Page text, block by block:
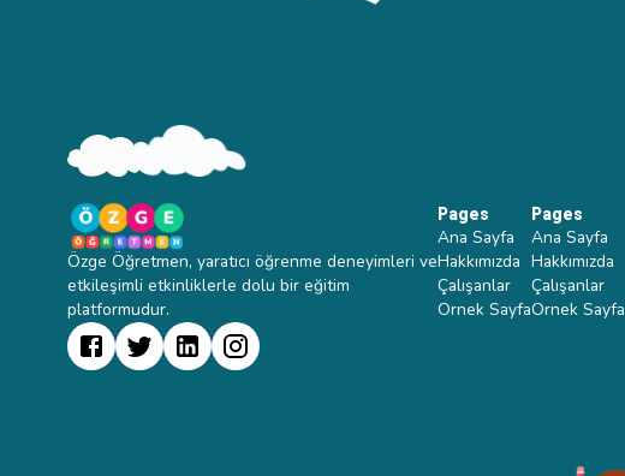
Özge Öğretmen, yaratıcı öğrenme deneyimleri ve
etkileşimli etkinliklerle dolu bir eğitim
platformudur.
Pages
Ana Sayfa
Hakkımızda
Çalışanlar
Ornek Sayfa
Pages
Ana Sayfa
Hakkımızda
Çalışanlar
Ornek Sayfa